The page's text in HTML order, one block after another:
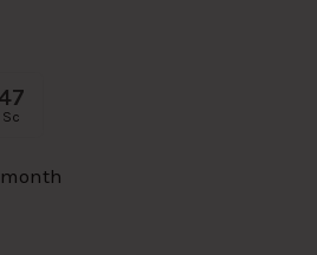
46
Sc